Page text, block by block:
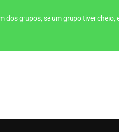
dos grupos, se um grupo tiver cheio,